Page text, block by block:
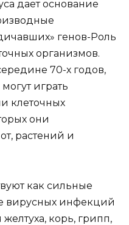
дает основание
генов-Роль
организмов.
70-х годов,
играть
клеточных
они
растений и
как сильные
вирусных инфекций
корь, грипп,